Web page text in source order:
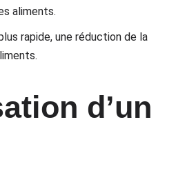
aliments.
rapide, une réduction de la
d’un